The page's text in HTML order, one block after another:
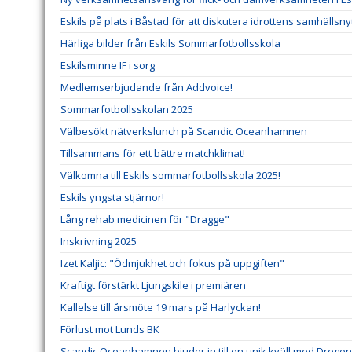
Eskils på plats i Båstad för att diskutera idrottens
Härliga bilder från Eskils Sommarfotbollsskola
Eskilsminne IF i sorg
Medlemserbjudande från Addvoice!
Sommarfotbollsskolan 2025
Välbesökt nätverkslunch på Scandic Oceanhamnen
Tillsammans för ett bättre matchklimat!
Välkomna till Eskils sommarfotbollsskola 2025!
Eskils yngsta stjärnor!
Lång rehab medicinen för "Dragge"
Inskrivning 2025
Izet Kaljic: "Ödmjukhet och fokus på uppgiften"
Kraftigt förstärkt Ljungskile i premiären
Kallelse till årsmöte 19 mars på Harlyckan!
Förlust mot Lunds BK